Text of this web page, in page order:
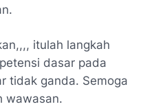
itulah langkah
dasar pada
tidak ganda. Semoga
wawasan.